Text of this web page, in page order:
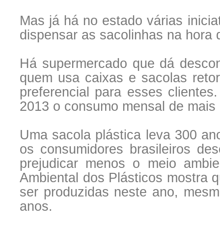
Mas já há no estado várias
dispensar as sacolinhas na hora
Há supermercado que dá
quem usa caixas e sacolas
preferencial para esses
2013 o consumo mensal de
Uma sacola plástica leva 300
os consumidores brasileiros
prejudicar menos o meio
Ambiental dos Plásticos mostra
ser produzidas neste ano,
anos.